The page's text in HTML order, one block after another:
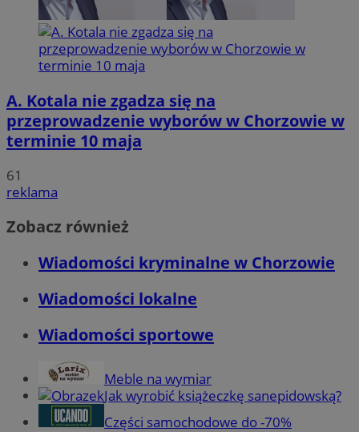
A. Kotala nie zgadza się na
przeprowadzenie wyborów w Chorzowie w
terminie 10 maja
61
reklama
Zobacz również
Wiadomości kryminalne w Chorzowie
Wiadomości lokalne
Wiadomości sportowe
Meble na wymiar
Jak wyrobić książeczkę sanepidowską?
Części samochodowe do -70%